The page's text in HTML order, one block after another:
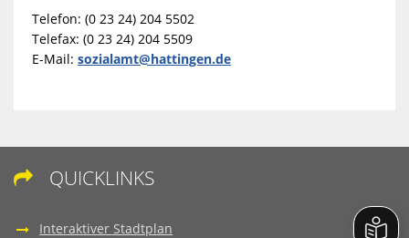
Telefon: (0 23 24) 204 5502
Telefax: (0 23 24) 204 5509
E-Mail: sozialamt@hattingen.de
 QUICKLINKS
Interaktiver Stadtplan